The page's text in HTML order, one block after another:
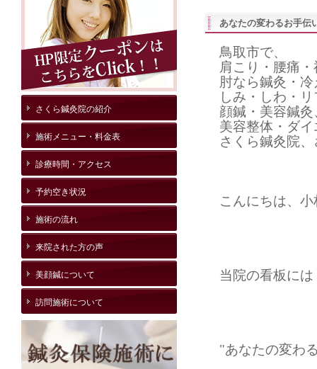
あなたの変わるお手伝
鳥取市で、
肩こり・腰痛
肘なら鍼灸・
しみ・しわ・
顔鍼・美容鍼灸
美容整体・ダ
さくら鍼灸院
こんにちは、
当院の看板には
"あなたの変わ
さくら鍼灸院の紹介
施術メニュー・料金表
診療時間・アクセス
予約空き状況
施術の流れ
来院された方の声
美顔鍼について
訪問施術について